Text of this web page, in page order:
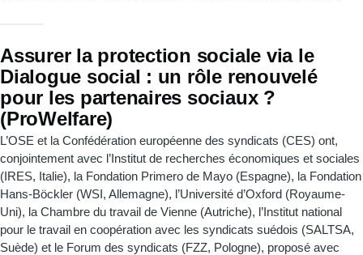
Assurer la protection sociale via le
Dialogue social : un rôle renouvelé
pour les partenaires sociaux ?
(ProWelfare)
L’OSE et la Confédération européenne des syndicats (CES) ont,
conjointement avec l’Institut de recherches économiques et sociales
(IRES, Italie), la Fondation Primero de Mayo (Espagne), la Fondation
Hans-Böckler (WSI, Allemagne), l’Université d’Oxford (Royaume-
Uni), la Chambre du travail de Vienne (Autriche), l’Institut national
pour le travail en coopération avec les syndicats suédois (SALTSA,
Suède) et le Forum des syndicats (FZZ, Pologne), proposé avec